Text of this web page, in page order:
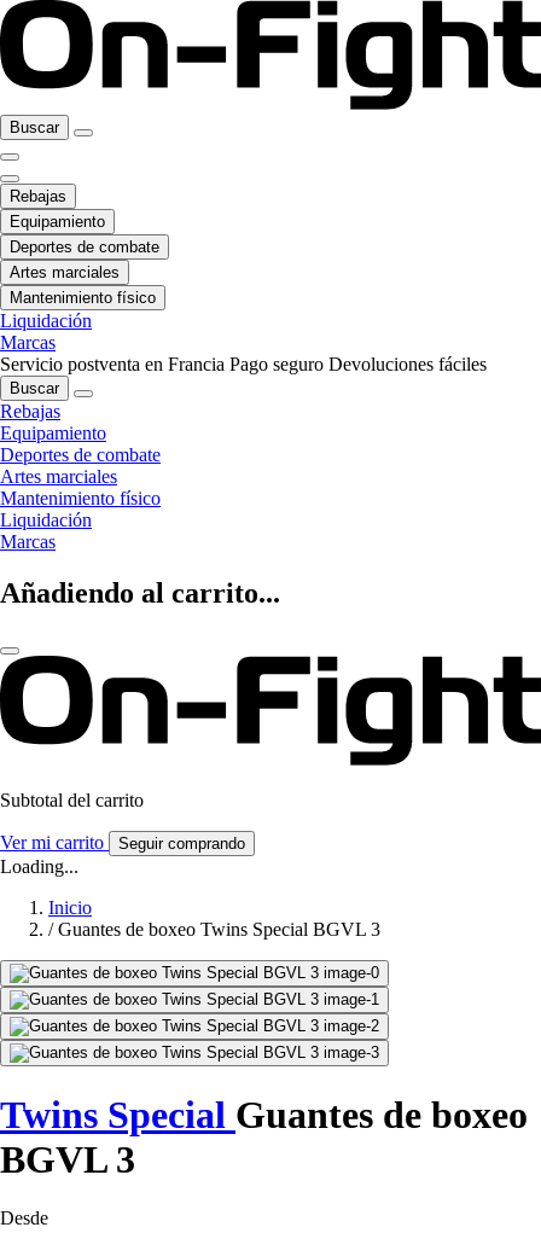
Buscar
Rebajas
Equipamiento
Deportes de combate
Artes marciales
Mantenimiento físico
Liquidación
Marcas
Servicio postventa en Francia Pago seguro Devoluciones fáciles
Buscar
Rebajas
Equipamiento
Deportes de combate
Artes marciales
Mantenimiento físico
Liquidación
Marcas
Añadiendo al carrito...
Subtotal del carrito
Ver mi carrito Seguir comprando
Loading...
Inicio
/ Guantes de boxeo Twins Special BGVL 3
Twins Special Guantes de boxeo
BGVL 3
Desde